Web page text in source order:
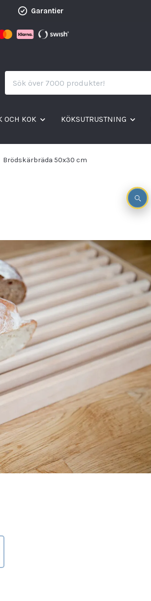
Garantier
OCH KOK KÖKSUTRUSTNING
Brödskärbräda 50x30 cm